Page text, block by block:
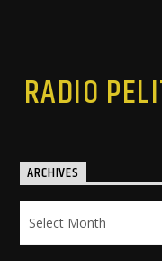
RADIO
ARCHIVES